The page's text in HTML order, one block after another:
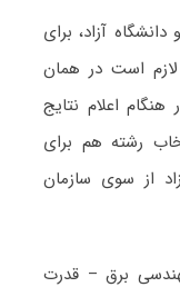
آزاد، برای
است در همان
اعلام نتایج
رشته هم برای
از سوی سازمان
ﺑﺮق – ﻗﺪرت